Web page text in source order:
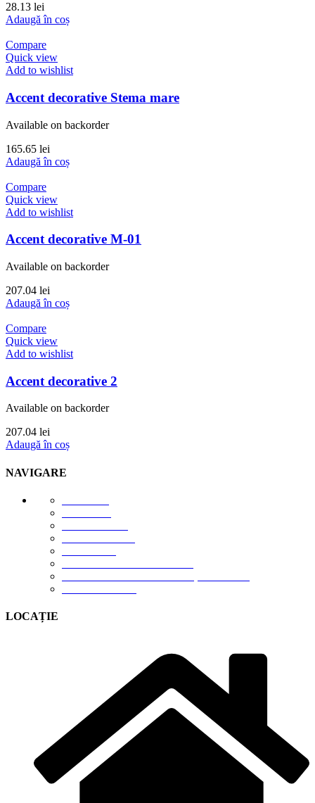
28.13 lei
Adaugă în coș
Compare
Quick view
Add to wishlist
Accent decorative Stema mare
Available on backorder
165.65 lei
Adaugă în coș
Compare
Quick view
Add to wishlist
Accent decorative M-01
Available on backorder
207.04 lei
Adaugă în coș
Compare
Quick view
Add to wishlist
Accent decorative 2
Available on backorder
207.04 lei
Adaugă în coș
NAVIGARE
LOCAȚIE